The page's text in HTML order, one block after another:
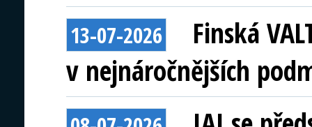
13-07-2026
Finská
v nejnáročnějších